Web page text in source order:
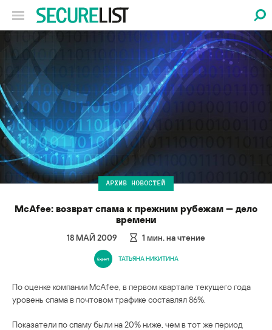
АРХИВ НОВОСТЕЙ
McAfee: возврат спама к прежним рубежам — дело
времени
18 МАЙ 2009 1 мин. на чтение
ТАТЬЯНА НИКИТИНА
По оценке компании McAfee, в первом квартале текущего года
уровень спама в почтовом трафике составлял 86%.
Показатели по спаму были на 20% ниже, чем в тот же период